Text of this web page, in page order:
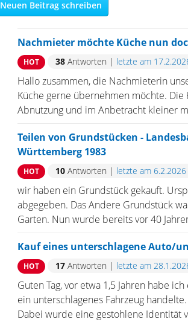
Neuen Beitrag schreiben
Nachmieter möchte Küche nun
HOT 38 Antworten | letzte am
Hallo zusammen, die Nachmieterin
Küche gerne übernehmen möchte.
Abnutzung und im Anbetracht kleiner
Teilen von Grundstücken -
Württemberg 1983
HOT 10 Antworten | letzte am 6.2.2026
wir haben ein Grundstück gekauft.
abgegeben. Das Andere Grundstück
Garten. Nun wurde bereits vor 40
Kauf eines unterschlagene Auto/
HOT 17 Antworten | letzte am
Guten Tag, vor etwa 1,5 Jahren habe
ein unterschlagenes Fahrzeug
Dabei wurde eine gestohlene Identität